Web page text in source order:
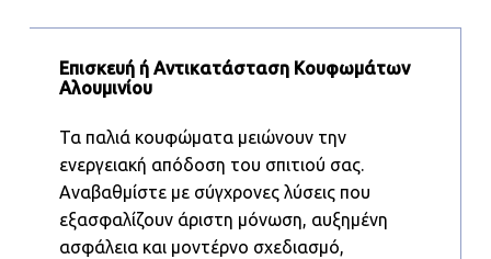
Επισκευή ή Αντικατάσταση Κουφωμάτων
Αλουμινίου
Τα παλιά κουφώματα μειώνουν την
ενεργειακή απόδοση του σπιτιού σας.
Αναβαθμίστε με σύγχρονες λύσεις που
εξασφαλίζουν άριστη μόνωση, αυξημένη
ασφάλεια και μοντέρνο σχεδιασμό,